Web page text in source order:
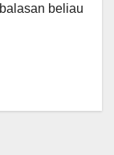
beliau